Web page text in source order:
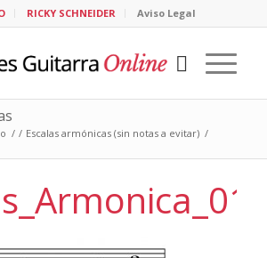
RICKY SCHNEIDER Aviso Legal
/ / Escalas armónicas (sin notas a evitar) /